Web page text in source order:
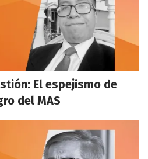
El espejismo de
del MAS